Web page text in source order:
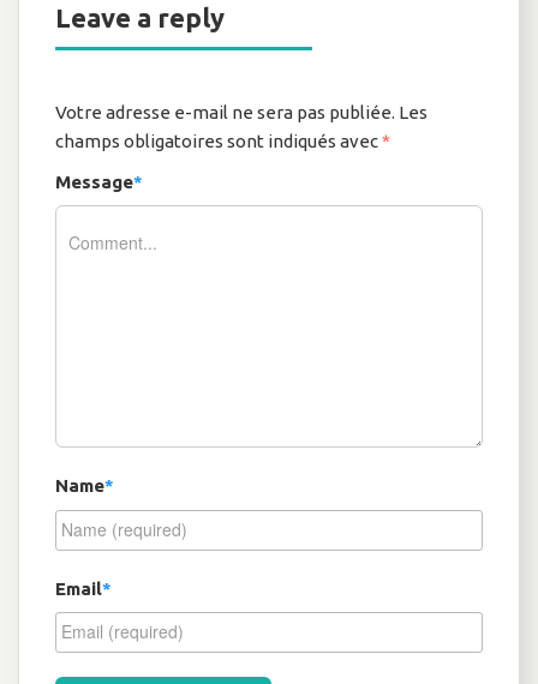
Leave a reply
Votre adresse e-mail ne sera pas publiée. Les
champs obligatoires sont indiqués avec*
Message*
Name*
Email*